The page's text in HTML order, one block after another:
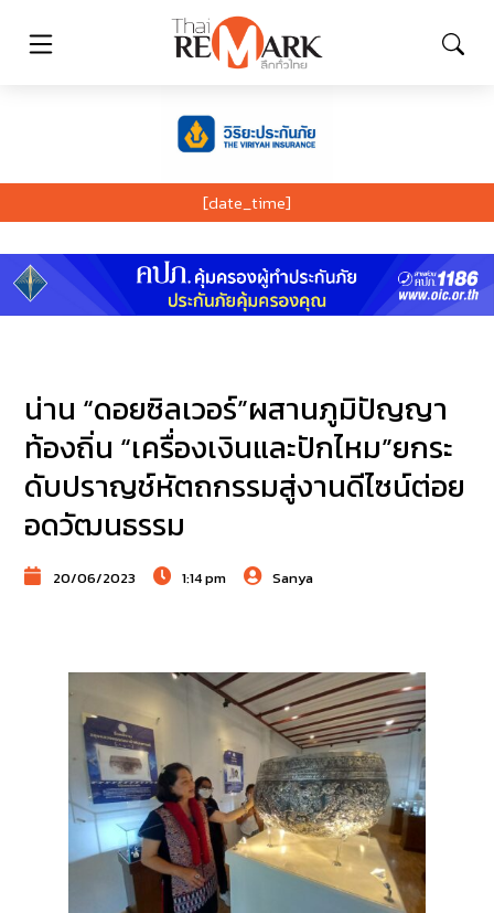
[date_time]
น่าน “ดอยซิลเวอร์”ผสานภูมิปัญญา
ท้องถิ่น “เครื่องเงินและปักไหม”ยกระ
ดับปราญช์หัตถกรรมสู่งานดีไซน์ต่อย
อดวัฒนธรรม
20/06/2023 1:14 pm Sanya